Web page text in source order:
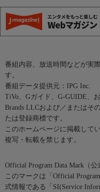
番組内容、放送時間などが実
す。
番組データ提供元：IPG Inc.
TiVo、Gガイド、G-GUIDE、
Brands LLCおよび／またはそ
たは登録商標です。
このホームページに掲載して
複写・転載を禁じます。
Official Program Data Mark（公
このマークは「Official
式情報である「SI(Service